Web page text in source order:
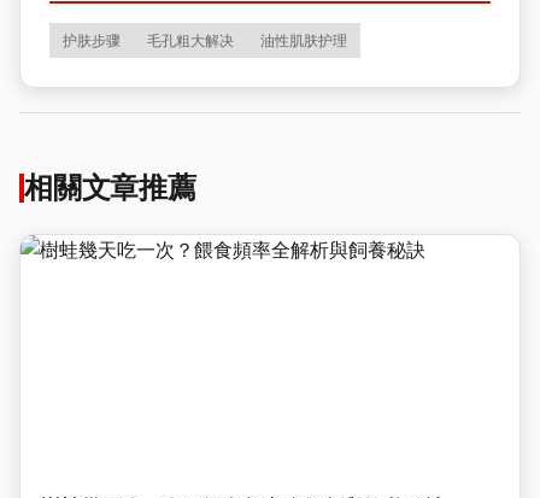
护肤步骤 毛孔粗大解决 油性肌肤护理
相關文章推薦